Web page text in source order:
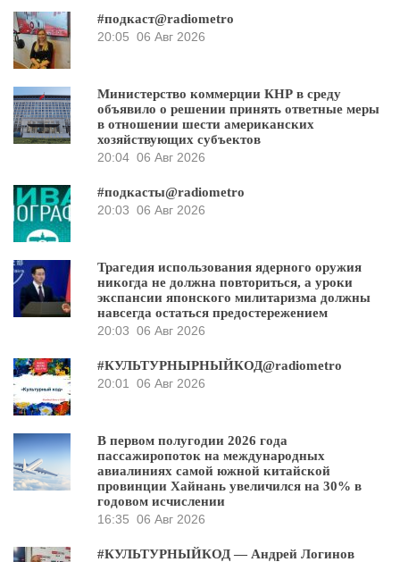
#подкаст@radiometro
20:05 06 Авг 2026
Министерство коммерции КНР в среду
объявило о решении принять ответные меры
в отношении шести американских
хозяйствующих субъектов
20:04 06 Авг 2026
#подкасты@radiometro
20:03 06 Авг 2026
Трагедия использования ядерного оружия
никогда не должна повториться, а уроки
экспансии японского милитаризма должны
навсегда остаться предостережением
20:03 06 Авг 2026
#КУЛЬТУРНЫРНЫЙКОД@radiometro
20:01
06 Авг 2026
В первом полугодии 2026 года
пассажиропоток на международных
авиалиниях самой южной китайской
провинции Хайнань увеличился на 30% в
годовом исчислении
16:35 06 Авг 2026
#КУЛЬТУРНЫЙКОД — Андрей Логинов